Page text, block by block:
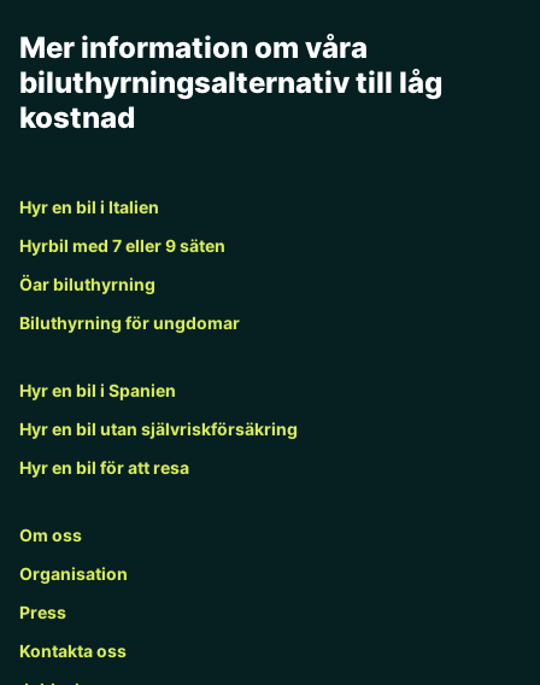
Mer information om våra
biluthyrningsalternativ till låg
kostnad
Hyr en bil i Italien
Hyrbil med 7 eller 9 säten
Öar biluthyrning
Biluthyrning för ungdomar
Hyr en bil i Spanien
Hyr en bil utan självriskförsäkring
Hyr en bil för att resa
Om oss
Organisation
Press
Kontakta oss